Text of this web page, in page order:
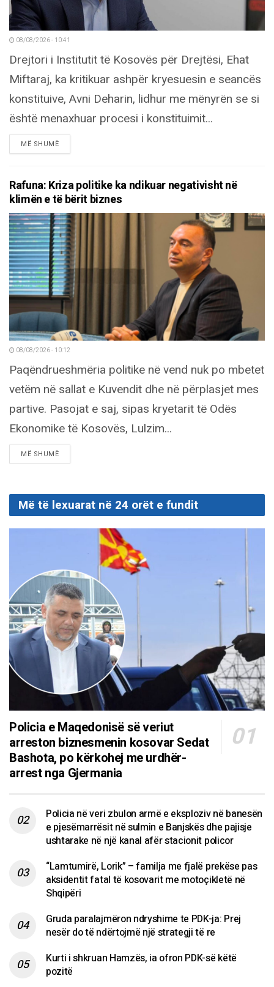
08/08/2026 - 10:41
Drejtori i Institutit të Kosovës për Drejtësi, Ehat
Miftaraj, ka kritikuar ashpër kryesuesin e seancës
konstituive, Avni Deharin, lidhur me mënyrën se si
është menaxhuar procesi i konstituimit...
MË SHUMËDETAILS
Rafuna: Kriza politike ka ndikuar negativisht në
klimën e të bërit biznes
08/08/2026 - 10:12
Paqëndrueshmëria politike në vend nuk po mbetet
vetëm në sallat e Kuvendit dhe në përplasjet mes
partive. Pasojat e saj, sipas kryetarit të Odës
Ekonomike të Kosovës, Lulzim...
MË SHUMËDETAILS
Më të lexuarat në 24 orët e fundit
Policia e Maqedonisë së veriut
arreston biznesmenin kosovar Sedat
Bashota, po kërkohej me urdhër-
arrest nga Gjermania
Policia në veri zbulon armë e eksploziv në banesën
e pjesëmarrësit në sulmin e Banjskës dhe pajisje
ushtarake në një kanal afër stacionit policor
“Lamtumirë, Lorik” – familja me fjalë prekëse pas
aksidentit fatal të kosovarit me motoçikletë në
Shqipëri
Gruda paralajmëron ndryshime te PDK-ja: Prej
nesër do të ndërtojmë një strategji të re
Kurti i shkruan Hamzës, ia ofron PDK-së këtë
pozitë